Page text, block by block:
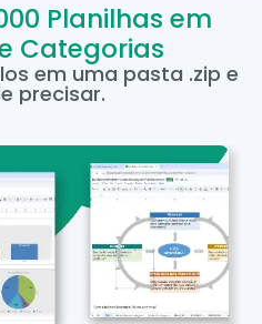
Planilhas em
Categorias
em uma pasta .zip e
precisar.